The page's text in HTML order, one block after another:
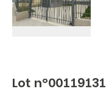
Lot n°00119131